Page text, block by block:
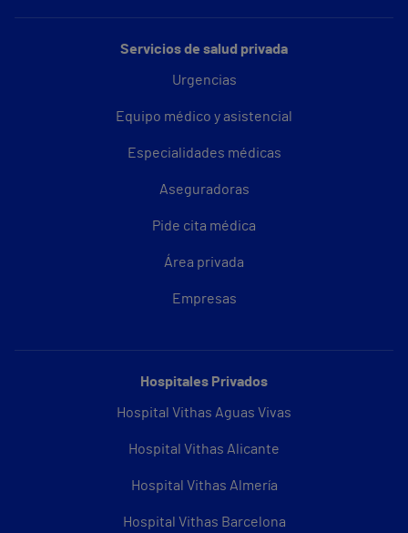
Servicios de salud privada
Urgencias
Equipo médico y asistencial
Especialidades médicas
Aseguradoras
Pide cita médica
Área privada
Empresas
Hospitales Privados
Hospital Vithas Aguas Vivas
Hospital Vithas Alicante
Hospital Vithas Almería
Hospital Vithas Barcelona